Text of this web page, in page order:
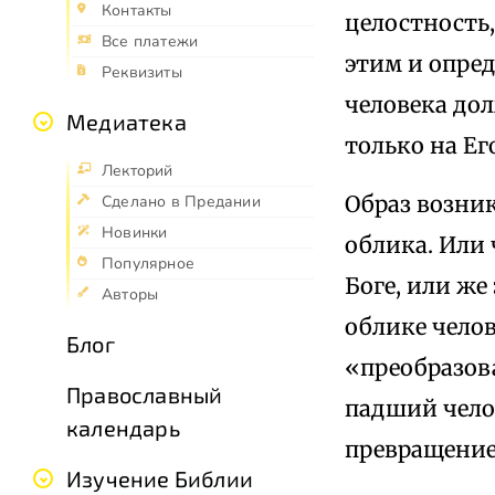
Контакты
Все платежи
Реквизиты
Медиатека
Лекторий
Сделано в Предании
Новинки
Популярное
Авторы
Блог
Православный
календарь
Изучение Библии
этим и
человека
только на
Образ
облика. Или
Боге, или же
облике
падший